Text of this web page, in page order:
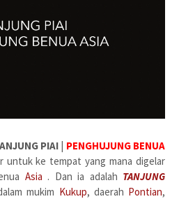
PIAI | PENGHUJUNG BENUA
untuk ke tempat yang mana digelar
Asia . Dan ia adalah TANJUNG
mukim Kukup, daerah Pontian,